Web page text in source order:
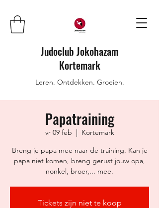
Judoclub Jokohazam
Kortemark
Leren. Ontdekken. Groeien.
Papatraining
vr 09 feb
  |
Kortemark
Breng je papa mee naar de training. Kan je
papa niet komen, breng gerust jouw opa,
nonkel, broer,... mee.
Tickets zijn niet te koop